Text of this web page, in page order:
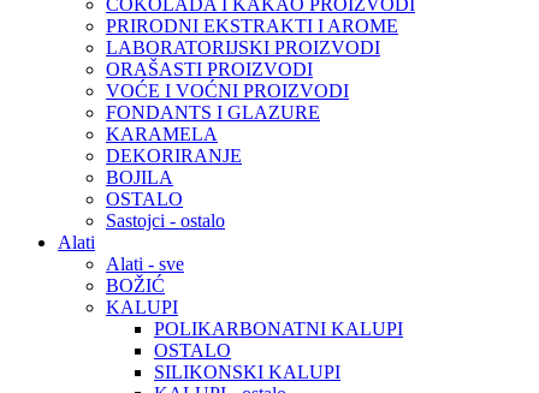
ČOKOLADA I KAKAO PROIZVODI
PRIRODNI EKSTRAKTI I AROME
LABORATORIJSKI PROIZVODI
ORAŠASTI PROIZVODI
VOĆE I VOĆNI PROIZVODI
FONDANTS I GLAZURE
KARAMELA
DEKORIRANJE
BOJILA
OSTALO
Sastojci - ostalo
Alati
Alati - sve
BOŽIĆ
KALUPI
POLIKARBONATNI KALUPI
OSTALO
SILIKONSKI KALUPI